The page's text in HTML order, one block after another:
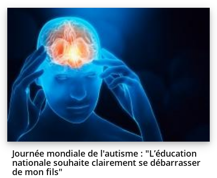
Journée mondiale de l'autisme : "L’éducation
nationale souhaite clairement se débarrasser
de mon fils"